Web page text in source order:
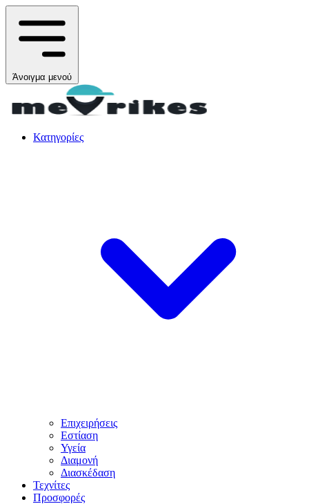
Άνοιγμα μενού
Κατηγορίες
Επιχειρήσεις
Εστίαση
Υγεία
Διαμονή
Διασκέδαση
Τεχνίτες
Προσφορές